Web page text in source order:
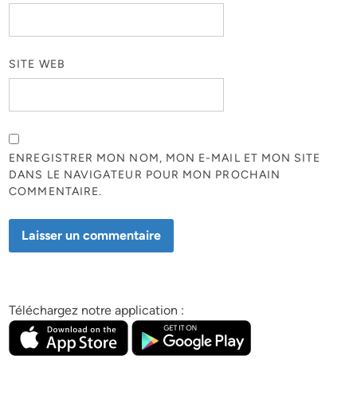
SITE WEB
ENREGISTRER MON NOM, MON E-MAIL ET MON SITE
DANS LE NAVIGATEUR POUR MON PROCHAIN
COMMENTAIRE.
Téléchargez notre application :